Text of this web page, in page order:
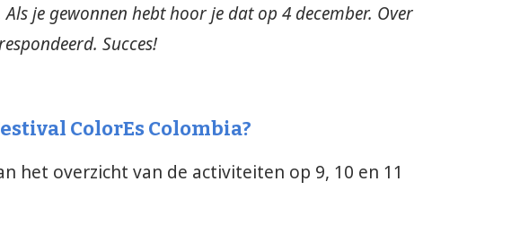
je gewonnen hebt hoor je dat op 4 december. Over
Succes!
ColorEs Colombia?
het overzicht van de activiteiten op 9, 10 en 11